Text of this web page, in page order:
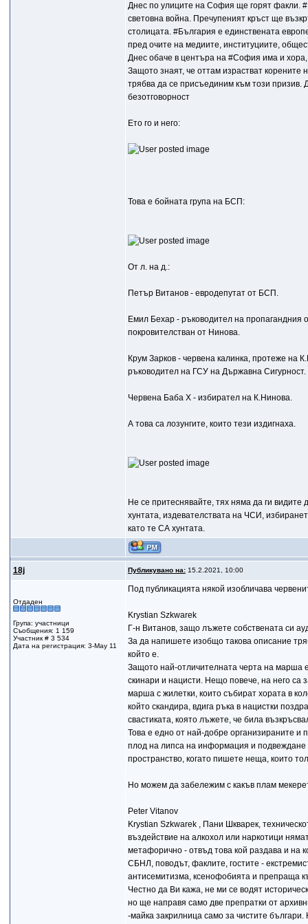
Днес по улиците на София ще горят факли.
световна война. Пречупеният кръст ще
столицата. #България е единствената
пред очите на медиите, институциите,
Днес обаче в центъра на #София има и хора,
Защото знаят, че оттам израстват корените
трябва да се присъединим към този призив.
безотговорност
Ето го и него:
Това е бойната група на БСП:
От л. на д.:
Петър Витанов - евродепутат от БСП.
Емил Бехар - ръководител на пропагандния
покровителстван от Нинова.
Крум Зарков - червена калинка, протеже на
ръководител на ГСУ на Държавна Сигурност.
Червена Баба Х - избирател на К.Нинова.
А това са лозунгите, които тези издигнаха.
Не се притеснявайте, тях няма да ги
хунтата, издевателствата на ЧСИ,
като те СА хунтата.
18j Публикувано на:15.2.2021, 10:00
Отдаден
Група: участници
Съобщения: 1 159
Участник # 3 534
Дата на регистрация: 3-May 11
Под публикацията някой изобличава
Krystian Szkwarek
Г-н Витанов, защо лъжете собствената си
За да напишете изобщо такова описание
който е.
Защото най-отличителната черта на марша
скинари и нацисти. Нещо повече, на него са
марша с жилетки, които събират хората в
който скандира, вдига ръка в нацистки
свастиката, която лъжете, че била
Това е едно от най-добре организираните и
плод на липса на информация и подвеждане
пространство, когато пишете неща, които
Но можем да забележим с какъв плам
Peter Vitanov
Krystian Szkwarek , Пани Шкварек,
въздействие на алкохол или наркотици
метафорично - отвъд това кой раздава и на
СБНЛ, поводът, факлите, гостите -
антисемитизма, ксенофобията и препраща
Честно да Ви кажа, не ми се водят
но ще направя само две препратки от
-майка закрилница само за чистите